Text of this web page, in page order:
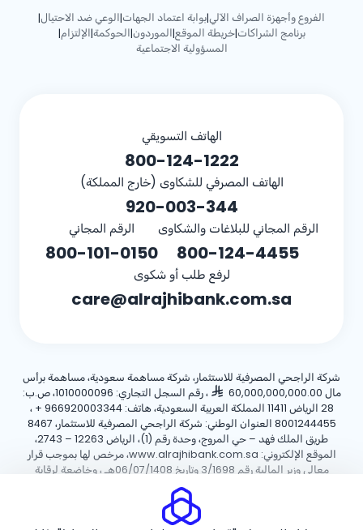
الفروع وأجهزة الصراف الآلي|بوابة اعتماد الجهات|الوعي ضد الاحتيال|
برنامج الشراكات|خريطة الموقع|الموردون|الحوكمة|الإلتزام|
المسؤولية الاجتماعية
الهاتف التسويقي
800-124-1222
الهاتف المصرفي للشكاوى (خارج المملكة)
920-003-344
الرقم المجاني للبلاغات والشكاوى
800-124-4455
الرقم المجاني
800-101-0150
لرفع طلب أو شكوى
care@alrajhibank.com.sa
شركة الراجحي المصرفية للاستثمار، شركة مساهمة سعودية، مساهمة برأس
مال 60,000,000,000.00
، رقم السجل التجاري: 1010000096، ص.ب:
28 الرياض 11411 المملكة العربية السعودية، هاتف:
+ 966920003344 ،
8001244455 العنوان الوطني: شركة الراجحي المصرفية للاستثمار، 8467
طريق الملك فهد – حي المروج، وحدة رقم (1)، الرياض 12263 – 2743،
الموقع الإلكتروني: www.alrajhibank.com.sa، مرخص لها بموجب قرار
معالي وزير المالية رقم 3/1698 وتاريخ 06/07/1408هـ ، وخاضعة لرقابة
وإشراف البنك المركزي السعودي.
سياسة ملفات تعريف الارتباطسياسة الخصوصية الأحكام والشروط